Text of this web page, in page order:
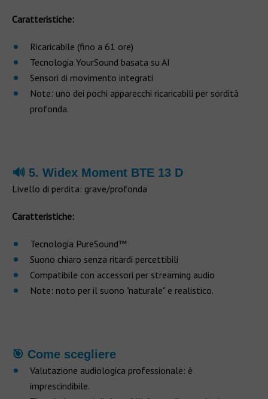
Caratteristiche:
Ricaricabile (fino a 61 ore)
Tecnologia YourSound basata su AI
Sensori di movimento integrati
Note: uno dei pochi apparecchi ricaricabili per sordità
profonda.
🔊 5. Widex Moment BTE 13 D
Livello di perdita: grave/profonda
Caratteristiche:
Tecnologia PureSound™
Suono chiaro senza ritardi percettibili
Compatibile con accessori per streaming audio
Note: noto per il suono "naturale" e realistico.
🎯 Come scegliere
Valutazione audiologica professionale: è
imprescindibile.